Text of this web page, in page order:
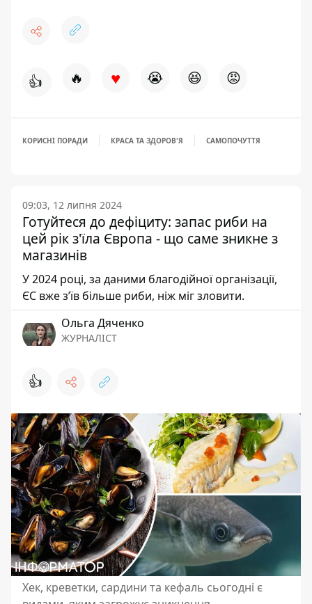
👍 🔥 ♥ 😭 😆 😡
КОРИСНІ ПОРАДИ КРАСА ТА ЗДОРОВ'Я САМОПОЧУТТЯ
09:03, 12 липня 2024
Готуйтеся до дефіциту: запас риби на
цей рік з'їла Європа - що саме зникне з
магазинів
У 2024 році, за даними благодійної організації,
ЄС вже з’їв більше риби, ніж міг зловити.
Ольга Дяченко
ЖУРНАЛІСТ
👍
Хек, креветки, сардини та кефаль сьогодні є